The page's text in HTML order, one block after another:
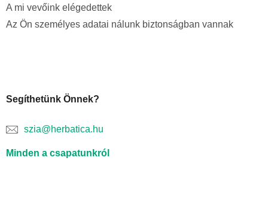
A mi vevőink elégedettek
Az Ön személyes adatai nálunk biztonságban vannak
Segíthetünk Önnek?
szia@herbatica.hu
Minden a csapatunkról